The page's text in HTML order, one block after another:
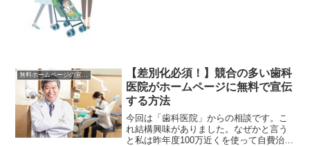
無料ホームページの宣伝法
【差別化必須！】競合の多い歯科
医院がホームページに無料で宣伝
する方法
今回は「歯科医院」からの相談です。こ
れ結構興味がありました。なぜかと言う
と私は昨年度100万近くを使って自費治療